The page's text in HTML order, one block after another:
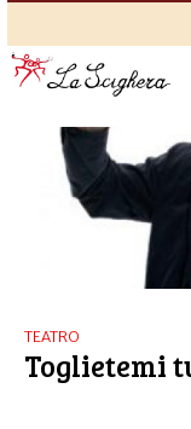
TEATRO
Toglietemi